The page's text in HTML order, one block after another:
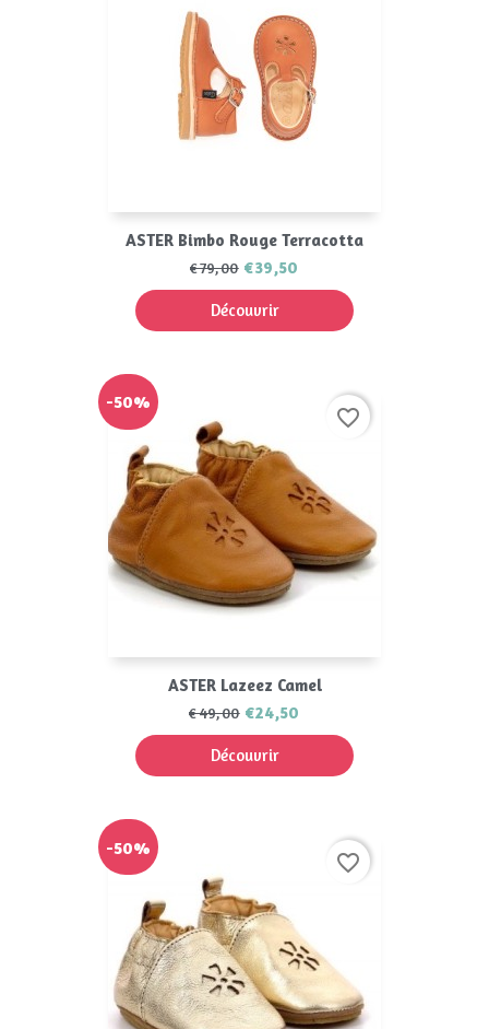
ASTER Bimbo Rouge Terracotta
€79,00 €39,50
Découvrir
ASTER Lazeez Camel
€49,00 €24,50
Découvrir
-50%
favorite_border
-50%
favorite_border